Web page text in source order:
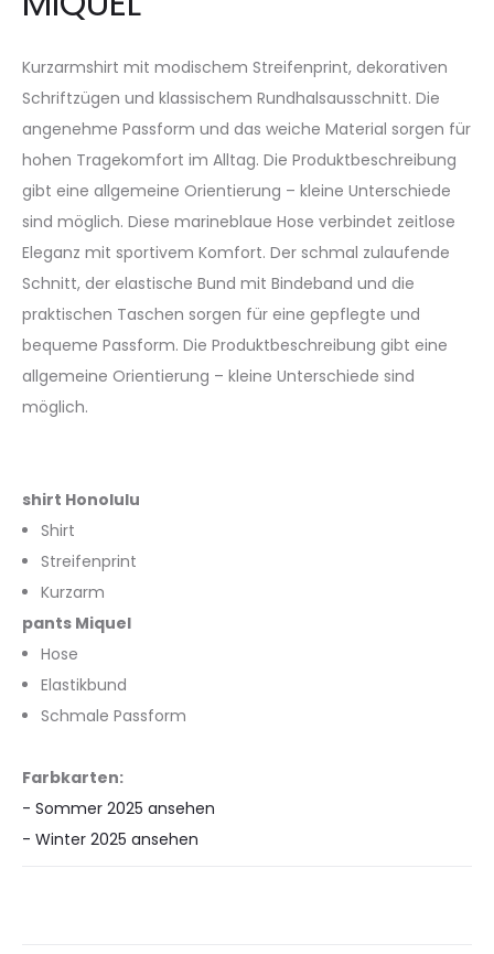
Kurzarmshirt mit modischem Streifenprint, dekorativen
Schriftzügen und klassischem Rundhalsausschnitt. Die
angenehme Passform und das weiche Material sorgen für
hohen Tragekomfort im Alltag. Die Produktbeschreibung
gibt eine allgemeine Orientierung – kleine Unterschiede
sind möglich. Diese marineblaue Hose verbindet zeitlose
Eleganz mit sportivem Komfort. Der schmal zulaufende
Schnitt, der elastische Bund mit Bindeband und die
praktischen Taschen sorgen für eine gepflegte und
bequeme Passform. Die Produktbeschreibung gibt eine
allgemeine Orientierung – kleine Unterschiede sind
möglich.
shirt Honolulu
Shirt
Streifenprint
Kurzarm
pants Miquel
Hose
Elastikbund
Schmale Passform
Farbkarten:
- Sommer 2025 ansehen
- Winter 2025 ansehen